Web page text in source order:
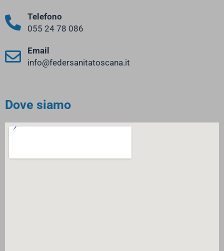
Telefono
055 24 78 086
Email
info@federsanitatoscana.it
Dove siamo